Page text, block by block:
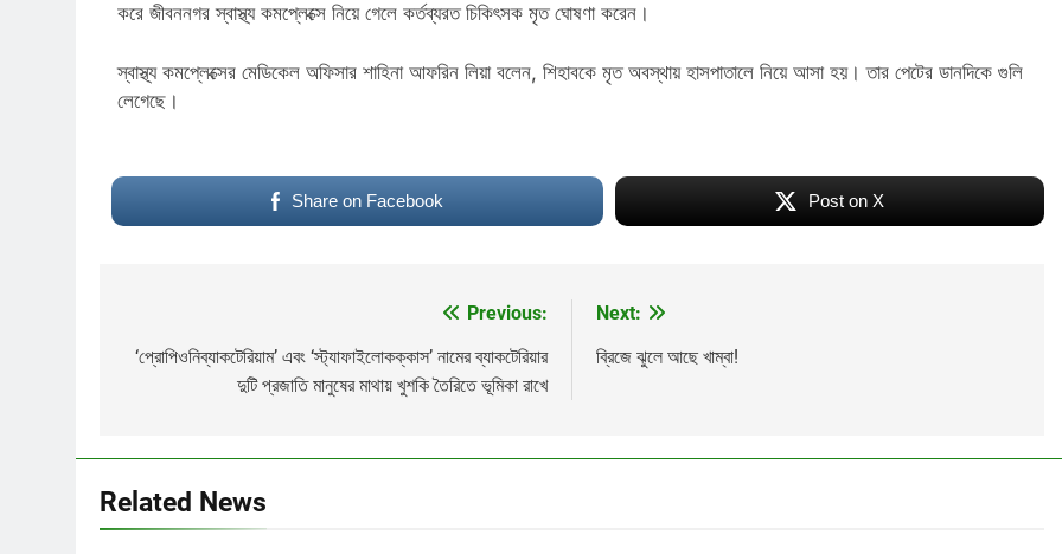
করে জীবননগর স্বাস্থ্য কমপ্লেক্সে নিয়ে গেলে কর্তব্যরত চিকিৎসক মৃত ঘোষণা করেন।
স্বাস্থ্য কমপ্লেক্সের মেডিকেল অফিসার শাহিনা আফরিন লিয়া বলেন, শিহাবকে মৃত অবস্থায় হাসপাতালে নিয়ে আসা হয়। তার পেটের ডানদিকে গুলি
লেগেছে।
Share on Facebook Post on X
navigation
Previous:
‘প্রোপিওনিব্যাকটেরিয়াম’ এবং ‘স্ট্যাফাইলোকক্কাস’ নামের ব্যাকটেরিয়ার
দুটি প্রজাতি মানুষের মাথায় খুশকি তৈরিতে ভূমিকা রাখে
Next:
ব্রিজে ঝুলে আছে খাম্বা!
Related News